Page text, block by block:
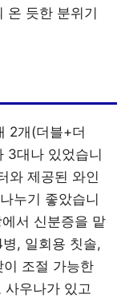
온 듯한 분위기
2개(더블+더
3대나 있었습니
와 제공된 와인
누기 좋았습니
서 신분증을 맡
, 일회용 칫솔,
조절 가능한
사우나가 있고